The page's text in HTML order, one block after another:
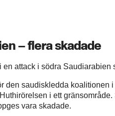
– flera skadade
attack i södra Saudiarabien
den saudiskledda koalitionen
i ett
vara skadade.